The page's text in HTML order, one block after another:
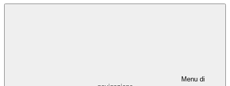
Menu di